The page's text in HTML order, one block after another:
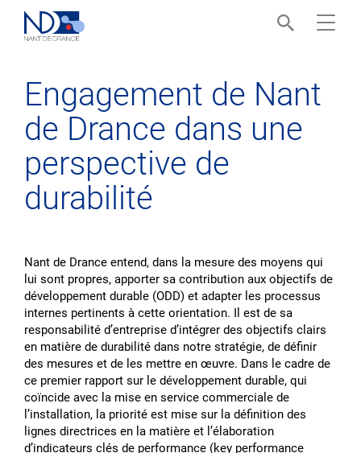
Menu
Engagement de Nant
de Drance dans une
perspective de
durabilité
Nant de Drance entend, dans la mesure des moyens qui
lui sont propres, apporter sa contribution aux objectifs de
développement durable (ODD) et adapter les processus
internes pertinents à cette orientation. Il est de sa
responsabilité dʼentreprise dʼintégrer des objectifs clairs
en matière de durabilité dans notre stratégie, de définir
des mesures et de les mettre en œuvre. Dans le cadre de
ce premier rapport sur le développement durable, qui
coïncide avec la mise en service commerciale de
lʼinstallation, la priorité est mise sur la définition des
lignes directrices en la matière et lʼélaboration
dʼindicateurs clés de performance (key performance